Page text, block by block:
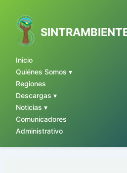
Inicio
Quiénes Somos ▾
Regiones
Descargas ▾
Noticias ▾
Comunicadores
Administrativo
contenido